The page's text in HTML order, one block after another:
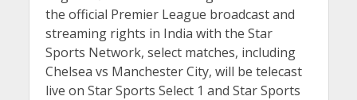
the official Premier League broadcast and
streaming rights in India with the Star
Sports Network, select matches, including
Chelsea vs Manchester City, will be telecast
live on Star Sports Select 1 and Star Sports